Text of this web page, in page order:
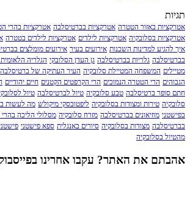
תגיות
אטרקציות באזור הטטרה אטרקציות בברטיסלבה אטרקציות בהרי
אטרקציות בסלובקיה אטרקציות לילדים אטרקציות לילדים בטטרה
איך להגיע למדינות השכנות אירועים בעיר אירועים מומלצים
בברטיסלבה גלריות בברטיסלבה גן העדן הסלובקי הגלריה
מטיילים המשפחה המטיילת סלובקיה העיר העתיקה של ברטיסלבה
הגבוהים הרי הטטרה הנמוכים הרי הקרפטים הקטנים חיים יהודיים
חתם סופר ברטיסלבה טבע סלובקיה טיול לברטיסלבה טיול
סלובקיה טירות ומצודות בסלובקיה ליפטובסקי מיקולש מה לעשות
בפישטני מוזיאונים בברטיסלבה מזרח סלובקיה מסלולי הליכה
בברטיסלבה מצודות בסלובקיה סיורים באנגלית ספא פישטני
מהטיול בסלובקיה
אהבתם את האתר? עקבו אחרינו